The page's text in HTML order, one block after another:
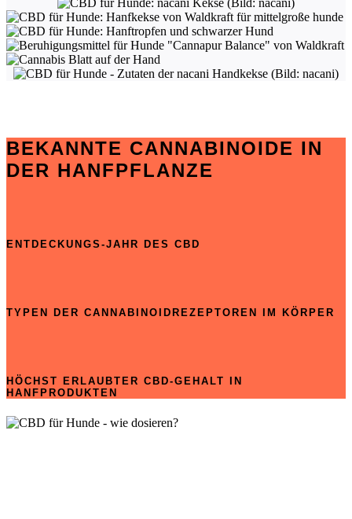
BEKANNTE CANNABINOIDE IN
DER HANFPFLANZE
ENTDECKUNGS-JAHR DES CBD
TYPEN DER CANNABINOIDREZEPTOREN IM KÖRPER
HÖCHST ERLAUBTER CBD-GEHALT IN
HANFPRODUKTEN